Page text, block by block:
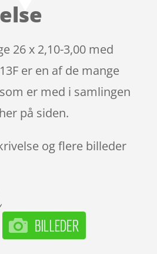
26 x 2,10-3,00 med
er en af de mange
er med i samlingen
på siden.
og flere billeder